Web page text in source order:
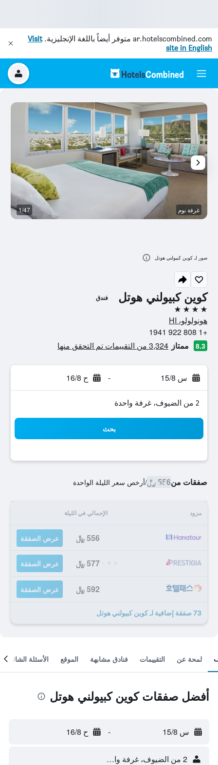
ar.hotelscombined.com متوفر أيضاً باللغة الإنجليزية.Visit
site in English
كوين كبيولني هوتل فندق
4 نجوم
هونولولو، HI
+1 808 922 1941
8.3 ممتاز 3,324 من التقييمات تم التحقق منها
س 15/8 - ح 16/8
2 من الضيوف، غرفة واحدة
بحث
صفقات من556 ﷼ /أرخص سعر الليلة الواحدة
مزود الإجمالي في الليلة
556 ﷼ عرض الصفقة
577 ﷼ عرض الصفقة
592 ﷼ عرض الصفقة
73 صفقة إضافية لـ كوين كبيولني هوتل
غرفة نوم 1/47
صور لـ كوين كبيولني هوتل
لمحة عن التقييمات فنادق مشابهة الموقع الأسئلة الشائعة
أفضل صفقات كوين كبيولني هوتل
س 15/8 - ح 16/8
2 من الضيوف، غرفة واحدة